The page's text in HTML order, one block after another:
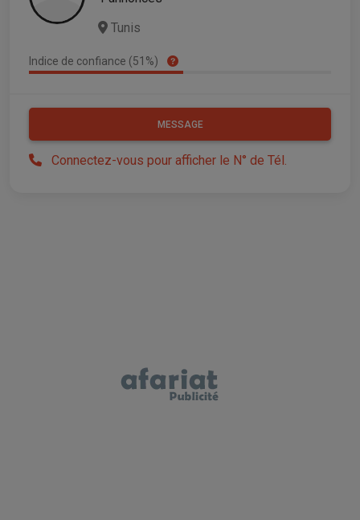
Tunis
Indice de confiance (51%)
MESSAGE
Connectez-vous pour afficher le N° de Tél.